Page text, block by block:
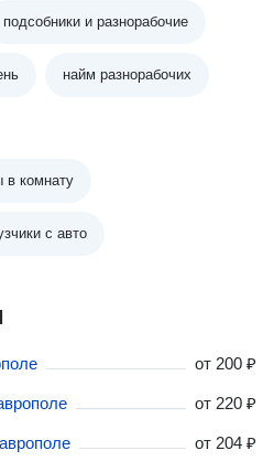
подсобники и разнорабочие
найм разнорабочих
в комнату
с авто
от 200 ₽
от 220 ₽
от 204 ₽